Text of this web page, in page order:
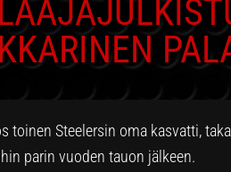
toinen Steelersin oma kasvatti,
parin vuoden tauon jälkeen.